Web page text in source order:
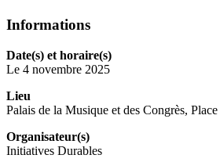
Informations
Date(s) et horaire(s)
Le 4 novembre 2025
Lieu
Palais de la Musique et des Congrès,
Organisateur(s)
Initiatives Durables